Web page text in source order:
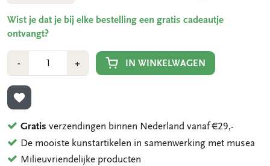
Wist je dat je bij elke bestelling een gratis cadeautje
ontvangt?
-Min
1
+Plus
1
IN WINKELWAGEN
TOEVOEGEN AAN VERLANGLIJST
Gratis verzendingen binnen Nederland vanaf €29,-
De mooiste kunstartikelen in samenwerking met musea
Milieuvriendelijke producten